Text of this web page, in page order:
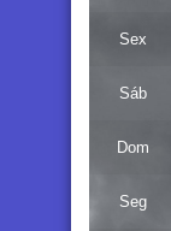
Sex
Sáb
Dom
Seg